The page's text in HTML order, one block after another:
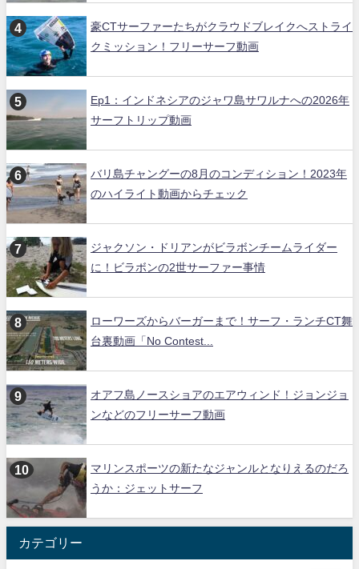
豪CTサーファーたちがクラウドブレイクへストライ
クミッション！フリーサーフ動画
Ep1：インドネシアのジャワ島サワルナへの2026年
サーフトリップ動画
バリ島チャングーの8月のコンディション！2023年
のハイライト動画からチェック
ジャクソン・ドリアンがビラボンチームライダー
に！ビラボンの2世サーファー事情
ローワーズからバーガーまで！サーフ・ランチCT舞
台裏動画「No Contest...
オアフ島ノースショアのエアウィンド！ジョンジョ
ンなどのフリーサーフ動画
マリンスポーツの新たなジャンルとなりえるのだろ
うか：ジェットサーフ
カテゴリー